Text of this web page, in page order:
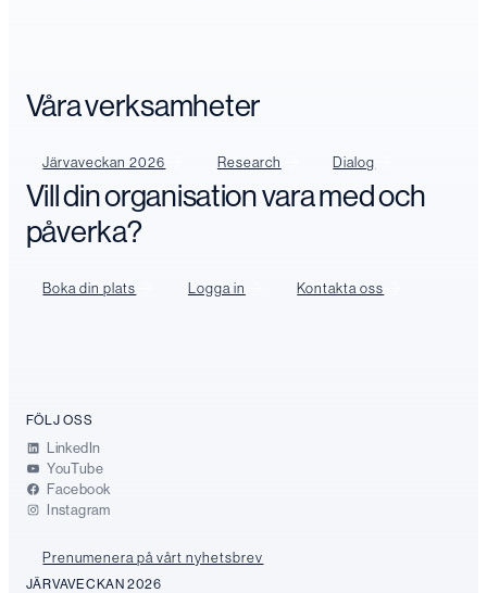
Våra verksamheter
Järvaveckan 2026 Research Dialog
Vill din organisation vara med och
påverka?
Boka din plats Logga in Kontakta oss
FÖLJ OSS
LinkedIn
YouTube
Facebook
Instagram
Prenumenera på vårt nyhetsbrev
JÄRVAVECKAN 2026